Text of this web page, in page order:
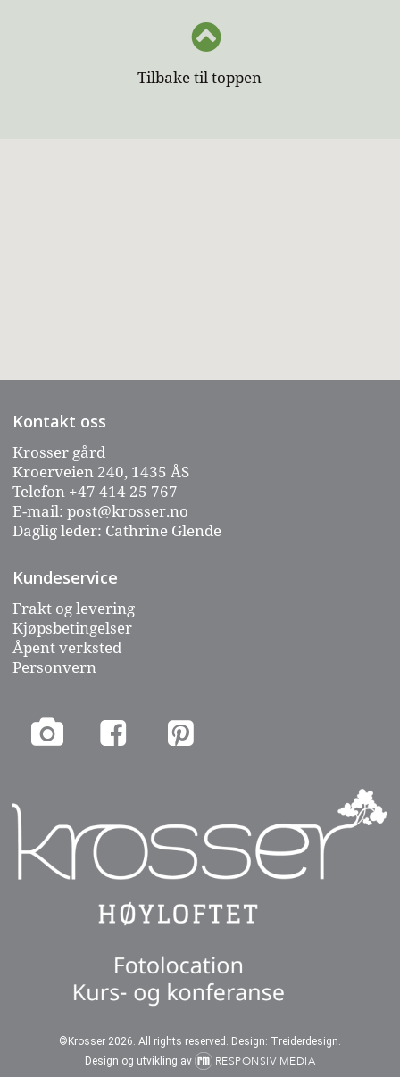
Delsum:
Vis handlekurv Kasse
Tilbake til toppen
Kontakt oss
Krosser gård
Kroerveien 240, 1435 ÅS
Telefon +47 414 25 767
E-mail: post@krosser.no
Daglig leder: Cathrine Glende
Kundeservice
Frakt og levering
Kjøpsbetingelser
Åpent verksted
Personvern
©Krosser 2026. All rights reserved. Design: Treiderdesign.
Design og utvikling av
RESPONSIV MEDIA